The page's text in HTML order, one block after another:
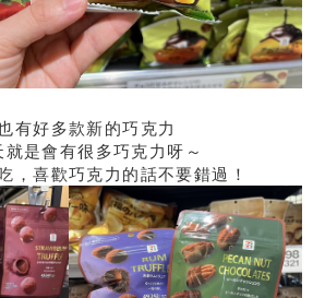
有好多款新的巧克力
就是會有很多巧克力呀～
，喜歡巧克力的話不要錯過！